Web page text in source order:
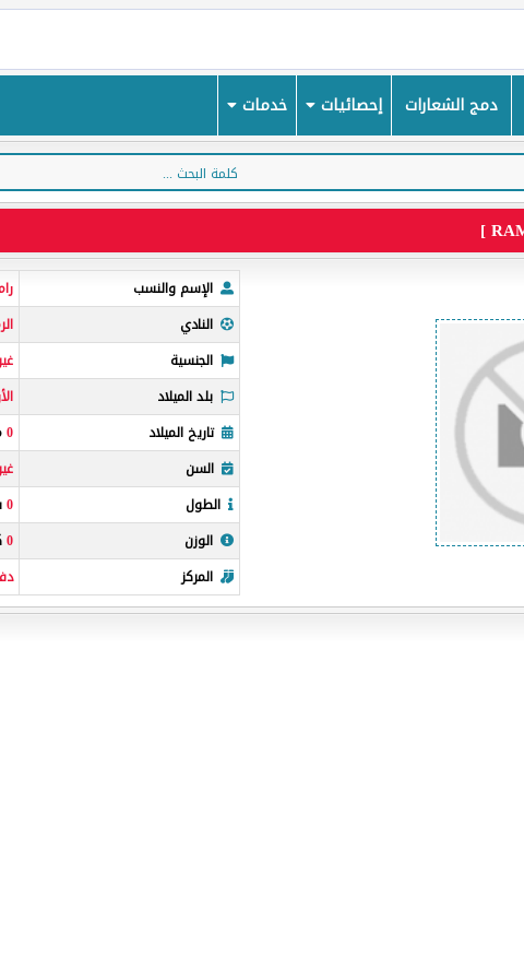
دمج الشعارات إحصائيات خدمات
الإسم والنسب
النادي
الجنسية
بلد الميلاد
تاريخ الميلاد
0
السن
الطول
0
الوزن
0
المركز